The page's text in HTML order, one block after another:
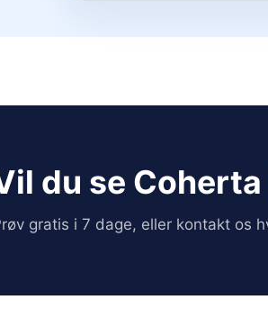
du se
gratis i 7 dage, eller kontakt os